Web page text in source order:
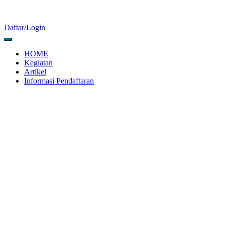
Daftar/Login
HOME
Kegiatan
Artikel
Informasi Pendaftaran